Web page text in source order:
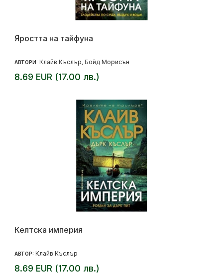
Яростта на тайфуна
АВТОРИ: Клайв Къслър Бойд Морисън
8.69 EUR (17.00 лв.)
Келтска империя
АВТОР: Клайв Къслър
8.69 EUR (17.00 лв.)